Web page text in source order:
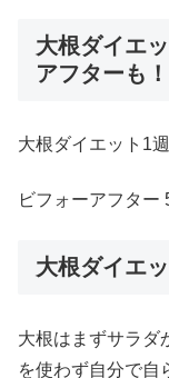
大根ダイエ
アフターも！
大根ダイエット1
ビフォーアフタ
大根ダイエ
大根はまずサラダ
を使わず自分で自